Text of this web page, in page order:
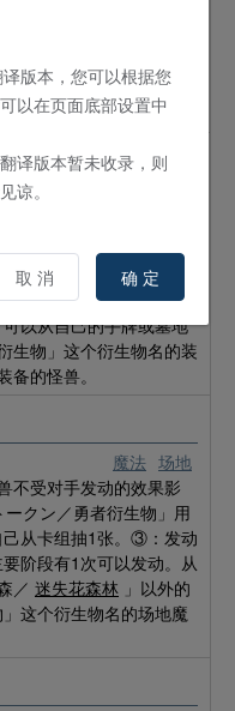
多1张）。那之后，可以
者トークン／勇者衍生
自己场上的1只可以装备
场上离开的场合除外。
以自己场上的1只装备有
这个衍生物名的装备卡
攻击力以下的攻击力的
以从自己的手牌或墓地
生物」这个衍生物名的装
的怪兽。
魔法 场地
不受对手发动的效果影
クン／勇者衍生物」用
从卡组抽1张。③：发动
阶段有1次可以发动。从
／ 迷失花森林 」以外的
这个衍生物名的场地魔
版本，您可以根据您
以在页面底部设置中
译版本暂未收录，则
谅。
取 消 确 定